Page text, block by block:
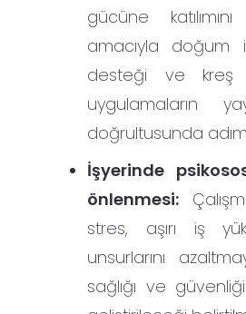
gücüne
amacıyla doğum
desteği ve kreş
uygulamaların
doğrultusunda
İşyerinde
önlenmesi:
stres, aşırı iş
unsurlarını
sağlığı ve güvenliği